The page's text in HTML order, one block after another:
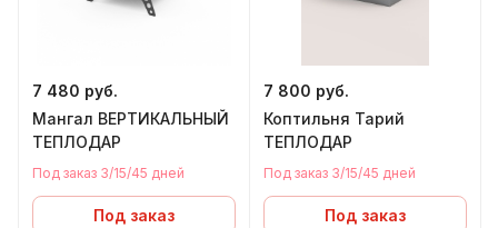
7 480 руб.
Мангал ВЕРТИКАЛЬНЫЙ
ТЕПЛОДАР
Под заказ 3/15/45 дней
Под заказ
7 800 руб.
Коптильня Тарий
ТЕПЛОДАР
Под заказ 3/15/45 дней
Под заказ